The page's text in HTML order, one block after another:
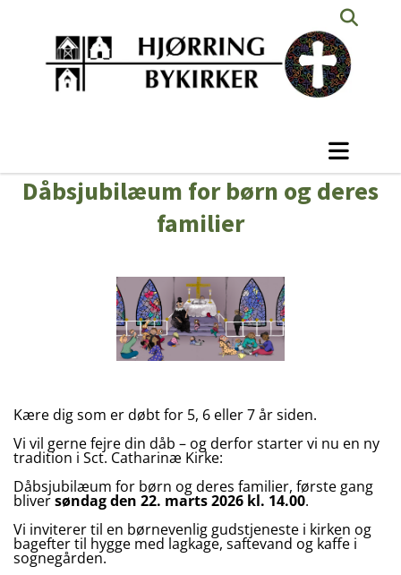
Dåbsjubilæum for børn og deres
familier
Kære dig som er døbt for 5, 6 eller 7 år siden.
Vi vil gerne fejre din dåb – og derfor starter vi nu en ny
tradition i Sct. Catharinæ Kirke:
Dåbsjubilæum for børn og deres familier, første gang
bliversøndag den 22. marts 2026 kl. 14.00.
Vi inviterer til en børnevenlig gudstjeneste i kirken og
bagefter til hygge med lagkage, saftevand og kaffe i
sognegården.